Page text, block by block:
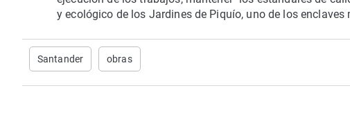
y ecológico de los Jardines de Piquío, uno de los
Santander obras